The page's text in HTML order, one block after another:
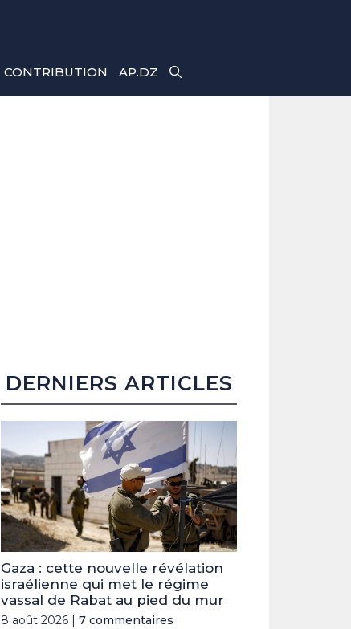
CONTRIBUTION AP.DZ
DERNIERS ARTICLES
Gaza : cette nouvelle révélation
israélienne qui met le régime
vassal de Rabat au pied du mur
8 août 2026 | 7 commentaires